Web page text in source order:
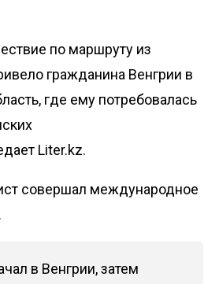
по маршруту из
гражданина Венгрии в
где ему потребовалась
Liter.kz.
совершал международное
в Венгрии, затем